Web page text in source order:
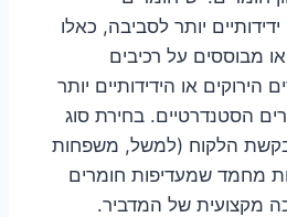
יותר לסביבה, כאלו
מבוססים על רכיבים
הירוקים או הידידותיים יותר
הסטנדרטיים. בחירת סוג
הלקוח (למשל, משפחות
מחמד שמעדיפות חומרים
מקצועית של המדביר.